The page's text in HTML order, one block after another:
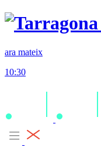
ara mateix
10:30